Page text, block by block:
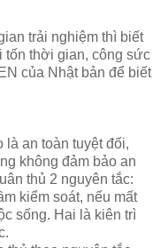
trải nghiệm thì biết
tốn thời gian, công sức
của Nhật bản để biết
là an toàn tuyệt đối,
không đảm bảo an
thủ 2 nguyên tắc:
kiểm soát, nếu mất
sống. Hai là kiên trì